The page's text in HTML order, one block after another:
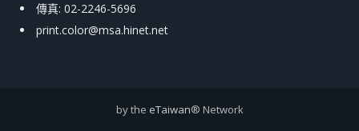
傳真: 02-2246-5696
print.color@msa.hinet.net
by the eTaiwan® Network